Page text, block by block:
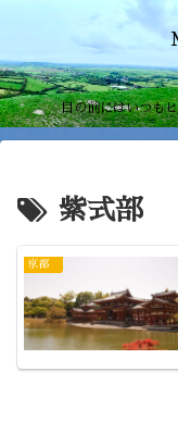
目の前にはいつも
紫式部
京都